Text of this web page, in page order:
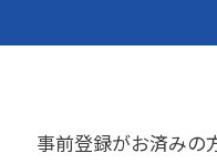
事前登録がお済みの